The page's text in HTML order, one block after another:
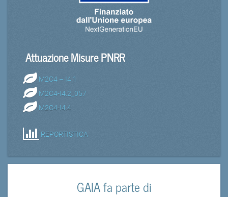
Attuazione Misure PNRR
M2C4 – I4.1
M2C4-I4.2_057
M2C4-I4.4
REPORTISTICA
GAIA fa parte di